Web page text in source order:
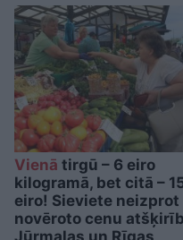
Vienā tirgū – 6 eiro
kilogramā, bet citā –
eiro! Sieviete neizprot
novēroto cenu